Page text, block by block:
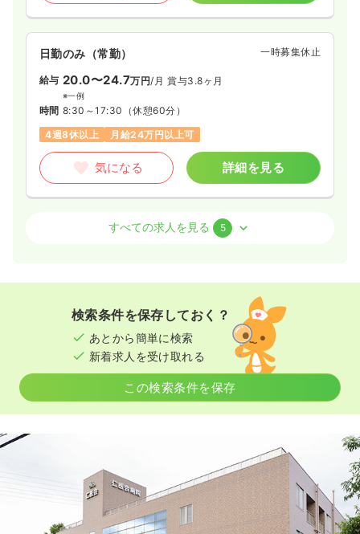
日勤のみ（常勤） 一時募集休止
給与 20.0〜24.7万円/月 賞与3.8ヶ月
※一例
時間 8:30～17:30 （休憩60分）
4週8休以上
月給24万円以上可
気になる 詳細を見る
正看護師
8:30～17:30（休憩60分）
4週8休以上
オンコールあり 月給30万円以上可
気になる 詳細を見る
1,200〜1,300
8:30～17:30（休憩60分）
オンコールあり
時給1,300円以上可
すべての求人を見る 5
検索条件を保存しておく？
あとから簡単に検索
新着求人を受け取れる
この検索条件を保存